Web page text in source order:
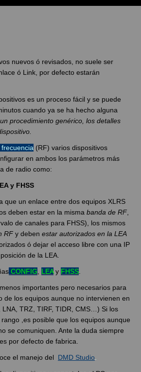
nuevos ó revisados, no suele ser
ó Link, por defecto estarán
es un proceso fácil y se puede
cuando ya se ha hecho alguna
procedimiento genérico, los detalles
(RF) varios dispositivos
en ambos los parámetros más
de radio como:
y FHSS
que un enlace entre dos equipos XLRS
deben estar en la misma banda de RF
de canales para FHSS), los mismos
RF y deben estar autorizados en la LEA
ó dejar el acceso libre con una IP
de la LEA.
CONFIG LEAy FHSS
importantes pero necesarios para
de los equipos aunque no intervienen en
LNA, TRZ, TIRF, TIDR, CMS…) Si los
,es posible que los equipos aunque
se comuniquen. Ante la duda siempre
por defecto de fabrica.
el manejo del DMD Studio